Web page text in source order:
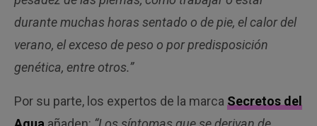
durante muchas horas sentado o de pie, el calor del
verano, el exceso de peso o por predisposición
genética, entre otros.”
Por su parte, los expertos de la marcaSecretos del